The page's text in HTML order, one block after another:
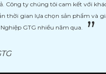
Công ty chúng tôi cam kết với
thời gian lựa chọn sản phẩm và
GTG nhiều năm qua.